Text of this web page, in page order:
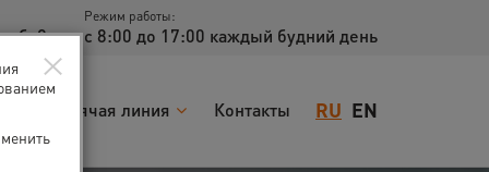
2
Режим работы:
с 8:00 до 17:00 каждый будний день
RU EN
Горячая линия Контакты
×